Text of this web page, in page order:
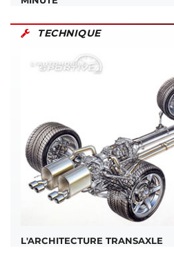
TECHNIQUE
L'ARCHITECTURE TRANSAXLE